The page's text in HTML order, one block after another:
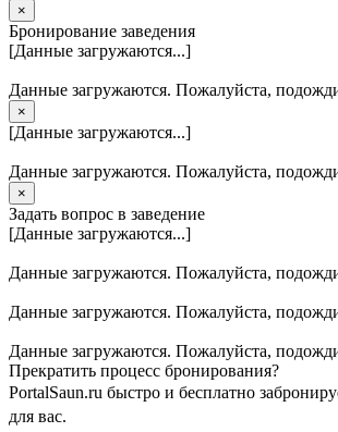
×
Бронирование заведения
[Данные загружаются...]
Данные загружаются. Пожалуйста,
×
[Данные загружаются...]
Данные загружаются. Пожалуйста,
×
Задать вопрос в заведение
[Данные загружаются...]
Данные загружаются. Пожалуйста,
Данные загружаются. Пожалуйста,
Данные загружаются. Пожалуйста,
Прекратить процесс бронирования?
PortalSaun.ru быстро и бесплатно
для вас.